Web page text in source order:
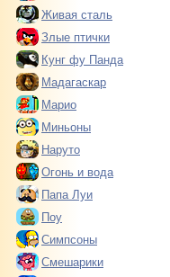
Живая сталь
Злые птички
Кунг фу Панда
Мадагаскар
Марио
Миньоны
Наруто
Огонь и вода
Папа Луи
Поу
Симпсоны
Смешарики